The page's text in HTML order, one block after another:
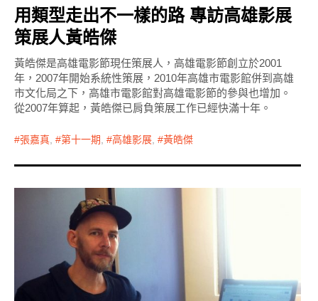
用類型走出不一樣的路 專訪高雄影展
策展人黃皓傑
黃皓傑是高雄電影節現任策展人，高雄電影節創立於2001
年，2007年開始系統性策展，2010年高雄市電影館併到高雄
市文化局之下，高雄市電影館對高雄電影節的參與也增加。
從2007年算起，黃皓傑已肩負策展工作已經快滿十年。
張嘉真 , 第十一期 , 高雄影展 , 黃皓傑